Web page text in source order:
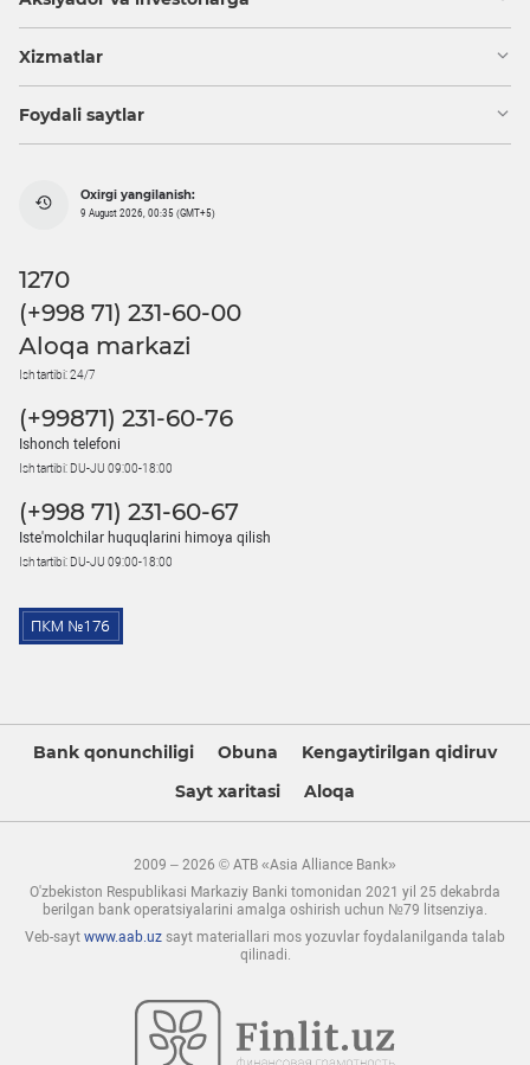
Xizmatlar
Foydali saytlar
Oxirgi yangilanish:
9 August 2026, 00:35 (GMT+5)
1270
(+998 71) 231-60-00
Aloqa markazi
Ish tartibi: 24/7
(+99871) 231-60-76
Ishonch telefoni
Ish tartibi: DU-JU 09:00-18:00
(+998 71) 231-60-67
Iste'molchilar huquqlarini himoya qilish
Ish tartibi: DU-JU 09:00-18:00
Bank qonunchiligi Obuna
Kengaytirilgan qidiruv
Sayt xaritasi
Aloqa
2009 – 2026 © ATB «Asia Alliance Bank»
O'zbekiston Respublikasi Markaziy Banki tomonidan 2021 yil 25 dekabrda
berilgan bank operatsiyalarini amalga oshirish uchun №79 litsenziya.
Veb-sayt www.aab.uz sayt materiallari mos yozuvlar foydalanilganda talab
qilinadi.